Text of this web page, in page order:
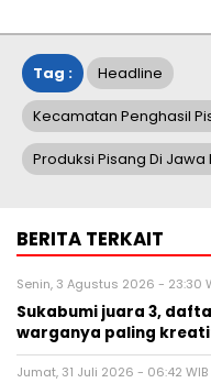
Tag : Headline
Kecamatan Penghasil
Produksi Pisang Di Jawa
BERITA TERKAIT
Senin, 3 Agustus 2026 - 23:30
Sukabumi juara 3,
warganya paling
Jumat, 31 Juli 2026 - 06:42 WIB